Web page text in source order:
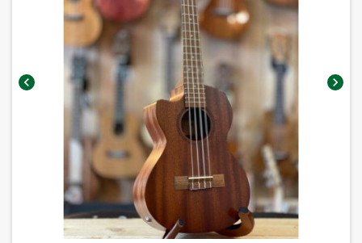
chevron_left chevron_right